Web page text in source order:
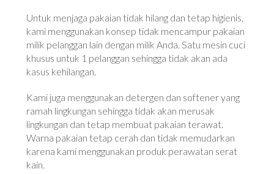
Untuk menjaga pakaian tidak hilang dan tetap higienis,
kami menggunakan konsep tidak mencampur pakaian
milik pelanggan lain dengan milik Anda. Satu mesin cuci
khusus untuk 1 pelanggan sehingga tidak akan ada
kasus kehilangan.
Kami juga menggunakan detergen dan softener yang
ramah lingkungan sehingga tidak akan merusak
lingkungan dan tetap membuat pakaian terawat.
Warna pakaian tetap cerah dan tidak memudarkan
karena kami menggunakan produk perawatan serat
kain.